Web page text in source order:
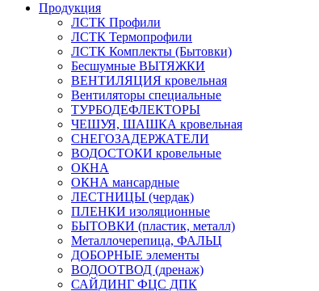
Продукция
ЛСТК Профили
ЛСТК Термопрофили
ЛСТК Комплекты (Бытовки)
Бесшумные ВЫТЯЖКИ
ВЕНТИЛЯЦИЯ кровельная
Вентиляторы специальные
ТУРБОДЕФЛЕКТОРЫ
ЧЕШУЯ, ШАШКА кровельная
СНЕГОЗАДЕРЖАТЕЛИ
ВОДОСТОКИ кровельные
ОКНА
ОКНА мансардные
ЛЕСТНИЦЫ (чердак)
ПЛЕНКИ изоляционные
БЫТОВКИ (пластик, металл)
Металлочерепица, ФАЛЬЦ
ДОБОРНЫЕ элементы
ВОДООТВОД (дренаж)
САЙДИНГ ФЦС ДПК